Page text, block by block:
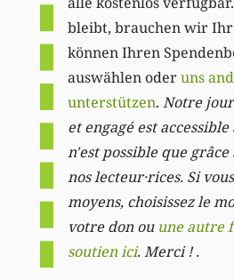
bleibt, brauchen wir
können Ihren
auswählen oderuns
unterstützen. Notre
et engagé est accessible
n'est possible que
nos lecteur·rices. Si
moyens, choisissez le
votre don ou une autre
soutien ici. Merci ! .